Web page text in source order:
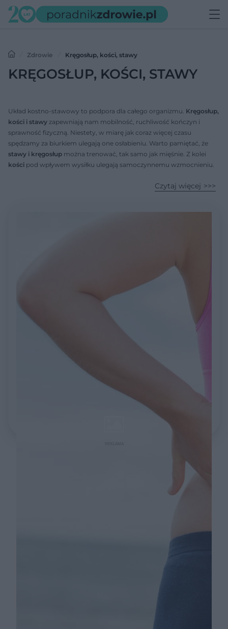
Zdrowie Kręgosłup, kości, stawy
KRĘGOSŁUP, KOŚCI, STAWY
Układ kostno-stawowy to podpora dla całego organizmu. Kręgosłup,
kości i stawy zapewniają nam mobilność, ruchliwość kończyn i
sprawność fizyczną. Niestety, w miarę jak coraz więcej czasu
spędzamy za biurkiem ulegają one osłabieniu. Warto pamiętać, że
stawy i kręgosłup można trenować, tak samo jak mięśnie. Z kolei
kości pod wpływem wysiłku ulegają samoczynnemu wzmocnieniu.
planujących ciążę – mocne plecy z pewnością przydadzą się w tym
Czytaj więcej